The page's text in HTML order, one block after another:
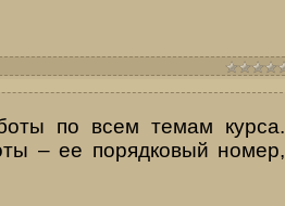
по всем темам курса.
– ее порядковый номер,